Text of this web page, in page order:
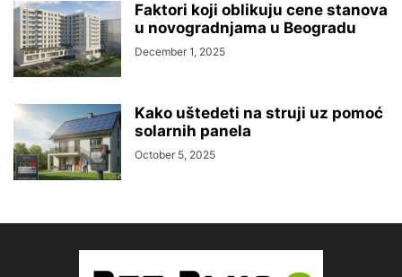
Faktori koji oblikuju cene stanova
u novogradnjama u Beogradu
December 1, 2025
Kako uštedeti na struji uz pomoć
solarnih panela
October 5, 2025